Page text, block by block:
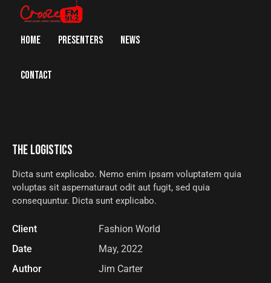
HOME PRESENTERS NEWS
CONTACT
THE LOGISTICS
Dicta sunt explicabo. Nemo enim ipsam voluptatem quia
voluptas sit aspernaturaut odit aut fugit, sed quia
consequuntur. Dicta sunt explicabo.
Client
Fashion World
Date
May, 2022
Author
Jim Carter